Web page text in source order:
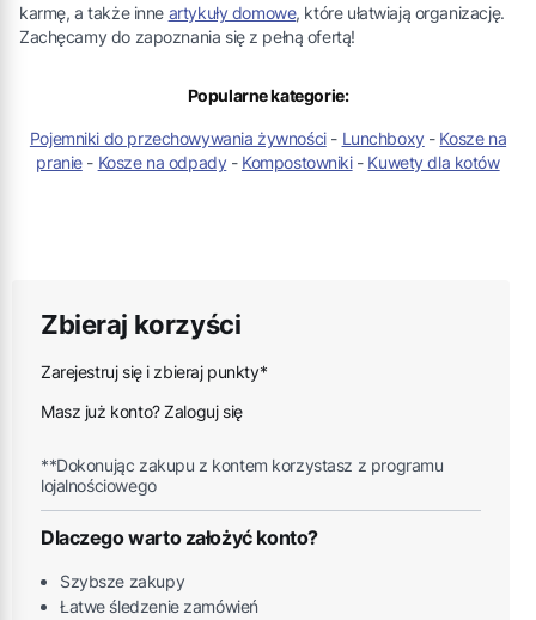
karmę, a także inne artykuły domowe, które ułatwiają organizację.
Zachęcamy do zapoznania się z pełną ofertą!
Popularne kategorie:
Pojemniki do przechowywania żywności- Lunchboxy - Kosze na
pranie- Kosze na odpady - Kompostowniki- Kuwety dla kotów
Zbieraj korzyści
Zarejestruj się i zbieraj punkty*
Masz już konto? Zaloguj się
**Dokonując zakupu z kontem korzystasz z programu
lojalnościowego
Dlaczego warto założyć konto?
Szybsze zakupy
Łatwe śledzenie zamówień